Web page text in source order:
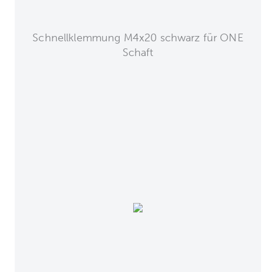
Schnellklemmung M4x20 schwarz für ONE
Schaft